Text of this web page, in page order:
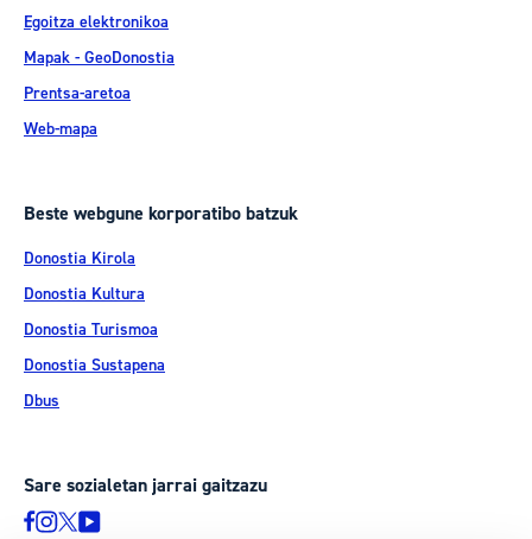
Egoitza elektronikoa
Mapak - GeoDonostia
Prentsa-aretoa
Web-mapa
Beste webgune korporatibo batzuk
Donostia Kirola
Donostia Kultura
Donostia Turismoa
Donostia Sustapena
Dbus
Sare sozialetan jarrai gaitzazu